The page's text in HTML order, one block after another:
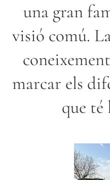
una gran
visió comú.
marcar els
que